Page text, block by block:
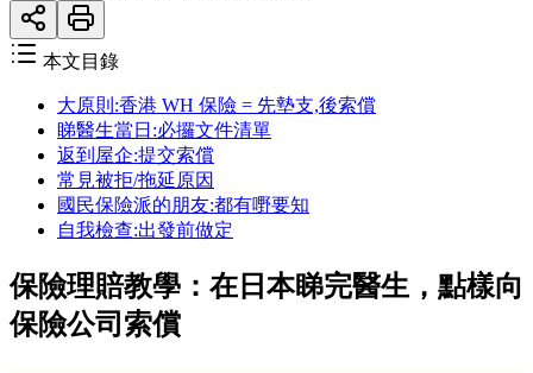
本文目錄
大原則:香港 WH 保險 = 先墊支,後索償
睇醫生當日:必攞文件清單
返到屋企:提交索償
常見被拒/拖延原因
國民保險派的朋友:都有嘢要知
自我檢查:出發前做定
保險理賠教學：在日本睇完醫生，點樣向
保險公司索償